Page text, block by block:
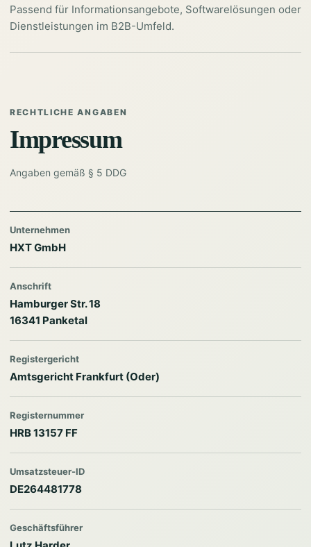
Passend für Informationsangebote, Softwarelösungen oder
Dienstleistungen im B2B-Umfeld.
RECHTLICHE ANGABEN
Impressum
Angaben gemäß § 5 DDG
Unternehmen
HXT GmbH
Anschrift
Hamburger Str. 18
16341 Panketal
Registergericht
Amtsgericht Frankfurt (Oder)
Registernummer
HRB 13157 FF
Umsatzsteuer-ID
DE264481778
Geschäftsführer